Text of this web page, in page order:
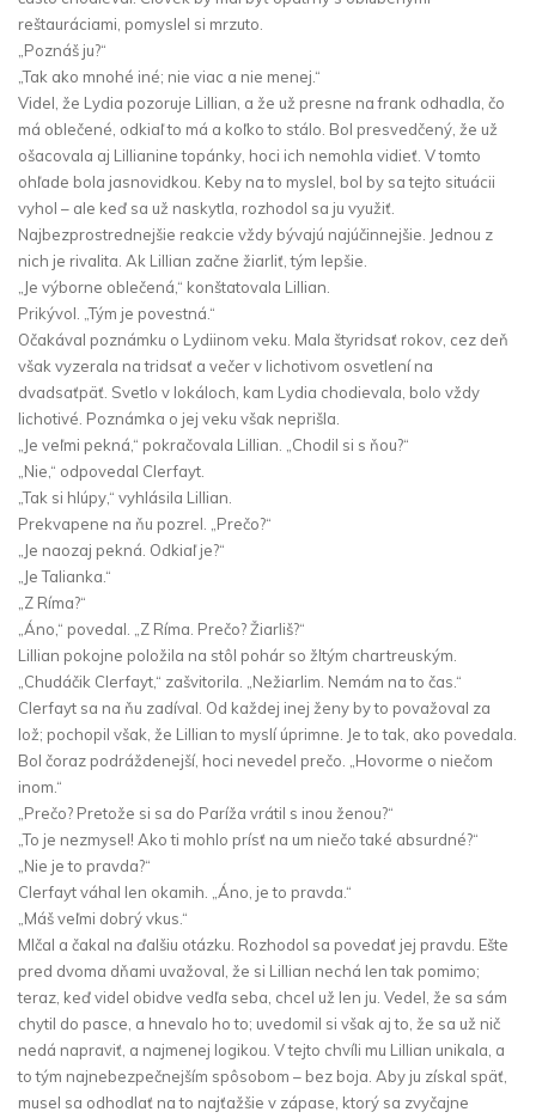
reštauráciami, pomyslel si mrzuto.
„Poznáš ju?“
„Tak ako mnohé iné; nie viac a nie menej.“
Videl, že Lydia pozoruje Lillian, a že už presne na frank odhadla, čo
má oblečené, odkiaľ to má a koľko to stálo. Bol presvedčený, že už
ošacovala aj Lillianine topánky, hoci ich nemohla vidieť. V tomto
ohľade bola jasnovidkou. Keby na to myslel, bol by sa tejto situácii
vyhol – ale keď sa už naskytla, rozhodol sa ju využiť.
Najbezprostrednejšie reakcie vždy bývajú najúčinnejšie. Jednou z
nich je rivalita. Ak Lillian začne žiarliť, tým lepšie.
„Je výborne oblečená,“ konštatovala Lillian.
Prikývol. „Tým je povestná.“
Očakával poznámku o Lydiinom veku. Mala štyridsať rokov, cez deň
však vyzerala na tridsať a večer v lichotivom osvetlení na
dvadsaťpäť. Svetlo v lokáloch, kam Lydia chodievala, bolo vždy
lichotivé. Poznámka o jej veku však neprišla.
„Je veľmi pekná,“ pokračovala Lillian. „Chodil si s ňou?“
„Nie,“ odpovedal Clerfayt.
„Tak si hlúpy,“ vyhlásila Lillian.
Prekvapene na ňu pozrel. „Prečo?“
„Je naozaj pekná. Odkiaľ je?“
„Je Talianka.“
„Z Ríma?“
„Áno,“ povedal. „Z Ríma. Prečo? Žiarliš?“
Lillian pokojne položila na stôl pohár so žltým chartreuským.
„Chudáčik Clerfayt,“ zašvitorila. „Nežiarlim. Nemám na to čas.“
Clerfayt sa na ňu zadíval. Od každej inej ženy by to považoval za
lož; pochopil však, že Lillian to myslí úprimne. Je to tak, ako povedala.
Bol čoraz podráždenejší, hoci nevedel prečo. „Hovorme o niečom
inom.“
„Prečo? Pretože si sa do Paríža vrátil s inou ženou?“
„To je nezmysel! Ako ti mohlo prísť na um niečo také absurdné?“
„Nie je to pravda?“
Clerfayt váhal len okamih. „Áno, je to pravda.“
„Máš veľmi dobrý vkus.“
Mlčal a čakal na ďalšiu otázku. Rozhodol sa povedať jej pravdu. Ešte
pred dvoma dňami uvažoval, že si Lillian nechá len tak pomimo;
teraz, keď videl obidve vedľa seba, chcel už len ju. Vedel, že sa sám
chytil do pasce, a hnevalo ho to; uvedomil si však aj to, že sa už nič
nedá napraviť, a najmenej logikou. V tejto chvíli mu Lillian unikala, a
to tým najnebezpečnejším spôsobom – bez boja. Aby ju získal späť,
musel sa odhodlať na to najťažšie v zápase, ktorý sa zvyčajne